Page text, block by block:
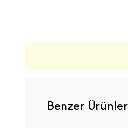
Benzer Ürünler